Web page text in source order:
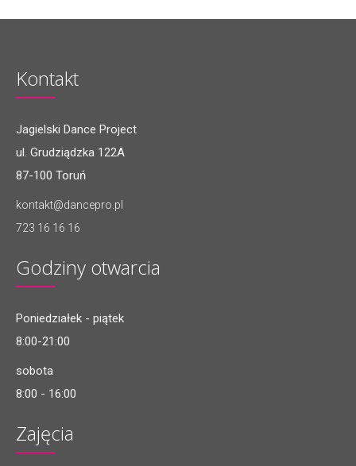
Kontakt
Jagielski Dance Project
ul. Grudziądzka 122A
87-100 Toruń
kontakt@dancepro.pl
723 16 16 16
Godziny otwarcia
Poniedziałek - piątek
8:00-21:00
sobota
8:00 - 16:00
Zajęcia